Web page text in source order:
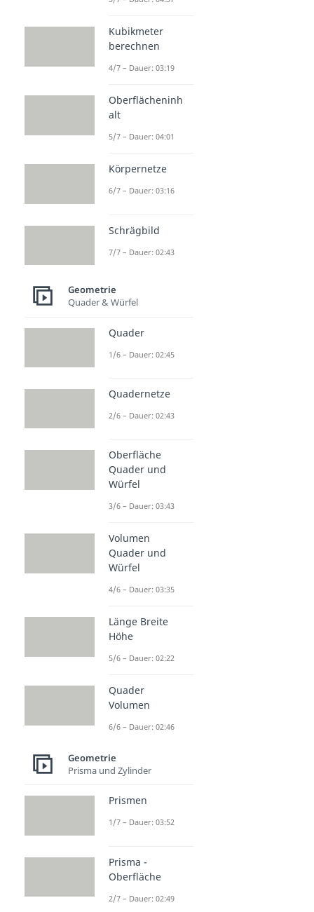
Kubikmeter
berechnen
4/7 – Dauer: 03:19
Oberflächeninh
alt
5/7 – Dauer: 04:01
Körpernetze
6/7 – Dauer: 03:16
Schrägbild
7/7 – Dauer: 02:43
Geometrie
Quader & Würfel
Quader
1/6 – Dauer: 02:45
Quadernetze
2/6 – Dauer: 02:43
Oberfläche
Quader und
Würfel
3/6 – Dauer: 03:43
Volumen
Quader und
Würfel
4/6 – Dauer: 03:35
Länge Breite
Höhe
5/6 – Dauer: 02:22
Quader
Volumen
6/6 – Dauer: 02:46
Geometrie
Prisma und Zylinder
Prismen
1/7 – Dauer: 03:52
Prisma -
Oberfläche
2/7 – Dauer: 02:49